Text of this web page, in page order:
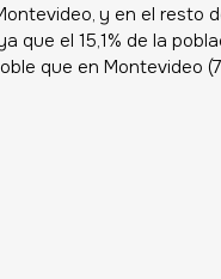
y en el resto
que el 15,1% de la
que en Montevideo